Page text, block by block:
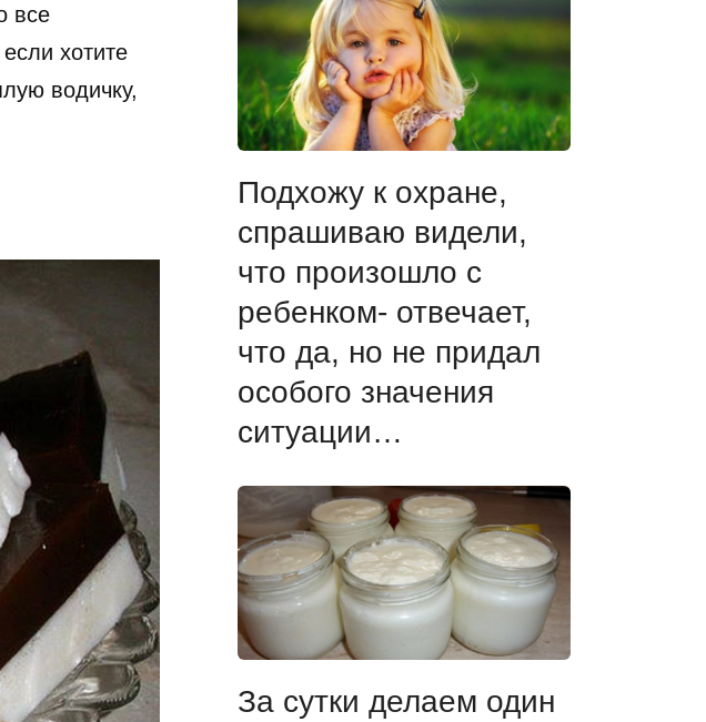
все
хотите
водичку,
Подхожу к охране,
спрашиваю видели,
что произошло с
ребенком- отвечает,
что да, но не придал
особого значения
ситуации…
За сутки делаем один